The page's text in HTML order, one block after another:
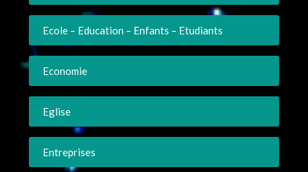
Ecole – Education – Enfants – Etudiants
Economie
Eglise
Entreprises